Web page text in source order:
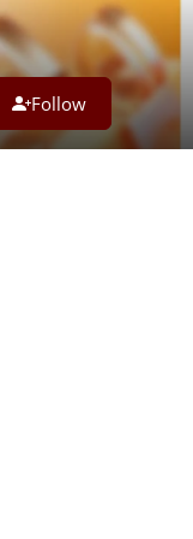
Follow